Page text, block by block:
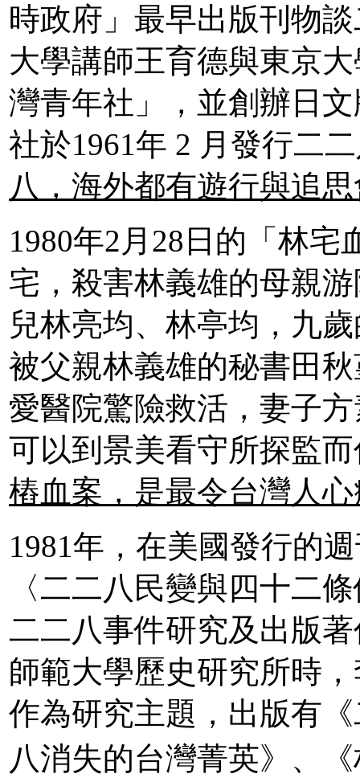
時政府」最早出版刊物
大學講師王育德與東京
灣青年社」，並創辦日
社於1961年 2 月發行二
八，海外都有遊行與追
1980年2月28日的「林
宅，殺害林義雄的母親
兒林亮均、林亭均，九
被父親林義雄的秘書田
愛醫院驚險救活，妻子
可以到景美看守所探監
樁血案，是最令台灣人
1981年，在美國發行的
〈二二八民變與四十二
二二八事件研究及出版
師範大學歷史研究所時
作為研究主題，出版有
八消失的台灣菁英》、